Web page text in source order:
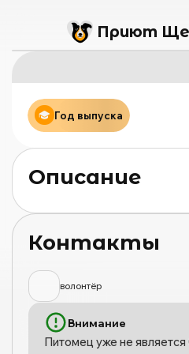
Приют
Описание
Контакты
волонтёр
Внимание
Питомец уже не
Год выпуска